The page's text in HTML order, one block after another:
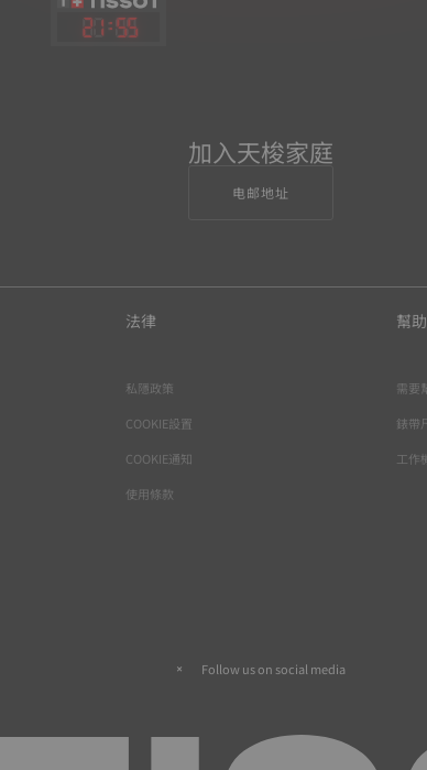
21:55
加入天梭家庭
电邮地址
法律
私隱政策
COOKIE設置
COOKIE通知
使用條款
幫
需要
錶帶
工作
Follow us on social media